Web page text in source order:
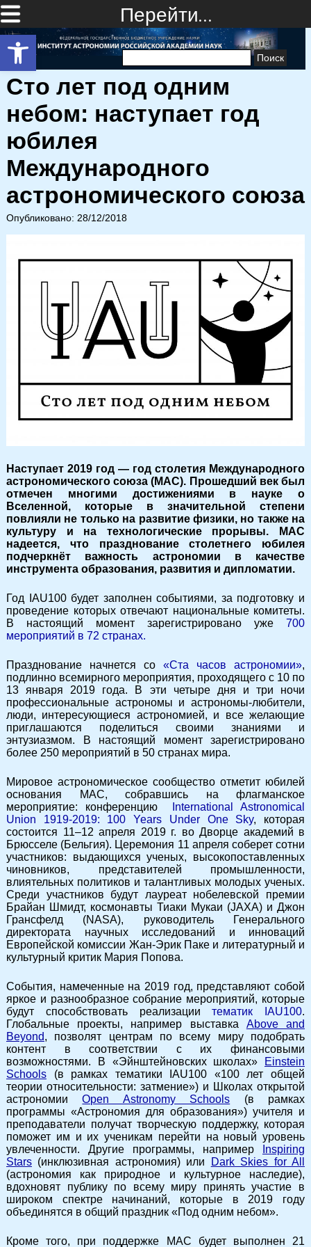
Открыть панель инструментов
Перейти…
Найти:
Сто лет под одним
небом: наступает год
юбилея
Международного
астрономического союза
Опубликовано: 28/12/2018
Наступает 2019 год — год столетия Международного
астрономического союза (МАС). Прошедший век был
отмечен многими достижениями в науке о
Вселенной, которые в значительной степени
повлияли не только на развитие физики, но также на
культуру и на технологические прорывы. МАС
надеется, что празднование столетнего юбилея
подчеркнёт важность астрономии в качестве
инструмента образования, развития и дипломатии.
Год IAU100 будет заполнен событиями, за подготовку и
проведение которых отвечают национальные комитеты.
В настоящий момент зарегистрировано уже 700
мероприятий в 72 странах.
Празднование начнется со «Ста часов астрономии»,
подлинно всемирного мероприятия, проходящего с 10 по
13 января 2019 года. В эти четыре дня и три ночи
профессиональные астрономы и астрономы-любители,
люди, интересующиеся астрономией, и все желающие
приглашаются поделиться своими знаниями и
энтузиазмом. В настоящий момент зарегистрировано
более 250 мероприятий в 50 странах мира.
Мировое астрономическое сообщество отметит юбилей
основания МАС, собравшись на флагманское
мероприятие: конференцию
International Astronomical
Union 1919-2019: 100 Years Under One Sky, которая
состоится 11–12 апреля 2019 г. во Дворце академий в
Брюсселе (Бельгия). Церемония 11 апреля соберет сотни
участников: выдающихся ученых, высокопоставленных
чиновников, представителей промышленности,
влиятельных политиков и талантливых молодых ученых.
Среди участников будут лауреат нобелевской премии
Брайан Шмидт, космонавты Тиаки Мукаи (JAXA) и Джон
Грансфелд (NASA), руководитель Генерального
директората научных исследований и инноваций
Европейской комиссии Жан-Эрик Паке и литературный и
культурный критик Мария Попова.
События, намеченные на 2019 год, представляют собой
яркое и разнообразное собрание мероприятий, которые
будут способствовать реализациитематик IAU100.
Глобальные проекты, например выставка Above and
Beyond, позволят центрам по всему миру подобрать
контент в соответствии с их финансовыми
возможностями. В «Эйнштейновских школах»
Einstein
Schools (в рамках тематики IAU100 «100 лет общей
теории относительности: затмение») и Школах открытой
астрономииOpen Astronomy Schools (в рамках
программы «Астрономия для образования») учителя и
преподаватели получат творческую поддержку, которая
поможет им и их ученикам перейти на новый уровень
увлеченности. Другие программы, например
Inspiring
Stars (инклюзивная астрономия) или
Dark Skies for All
(астрономия как природное и культурное наследие),
вдохновят публику по всему миру принять участие в
широком спектре начинаний, которые в 2019 году
объединятся в общий праздник «Под одним небом».
Кроме того, при поддержке МАС будет выполнен 21